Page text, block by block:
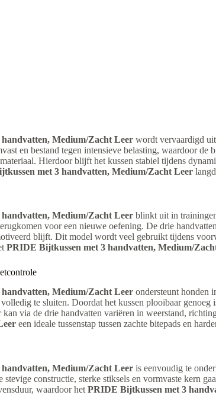
Medium/Zacht Leer wordt vervaardigd
en bestand tegen intensieve belasting, waardoor
Hierdoor blijft het kussen stabiel tijdens
met 3 handvatten, Medium/Zacht Leer
Medium/Zacht Leer blinkt uit in
voor een nieuwe oefening. De drie
blijft. Dit model wordt veel gebruikt tijdens
PRIDE Bijtkussen met 3 handvatten, Medium/
Medium/Zacht Leer ondersteunt honden
te sluiten. Doordat het kussen plooibaar
kan via de drie handvatten variëren in weerstand,
een ideale tussenstap tussen zachte bitepads en
Medium/Zacht Leer is eenvoudig te
constructie, sterke stiksels en vormvaste kern
waardoor het PRIDE Bijtkussen met 3